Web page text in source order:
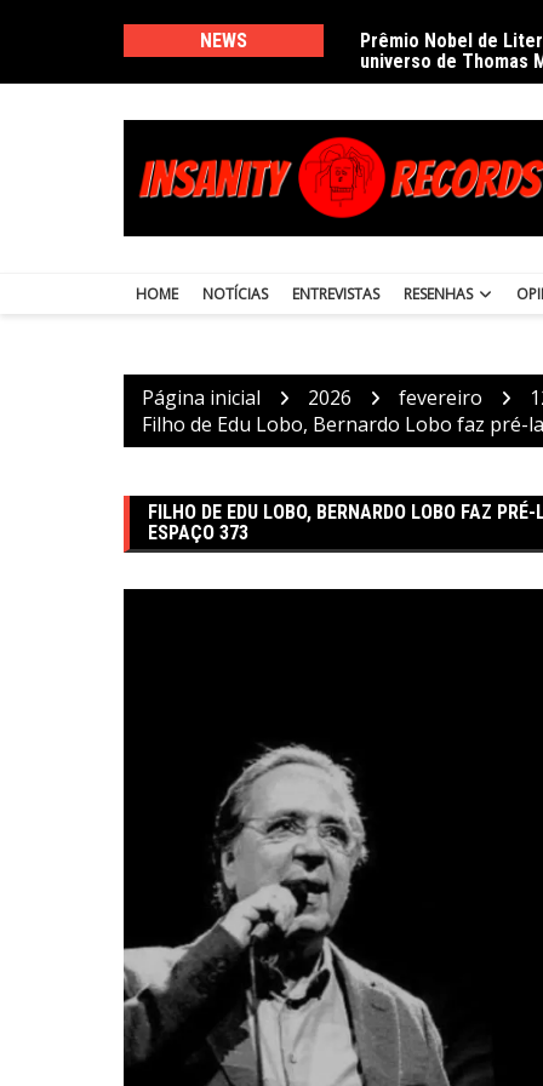
conteúdo
NEWS
Prêmio Nobel de
universo de Thomas
HOME NOTÍCIAS ENTREVISTAS RESENHAS
Página inicial 2026 fevereiro
Filho de Edu Lobo, Bernardo Lobo faz pré-
FILHO DE EDU LOBO, BERNARDO LOBO FAZ
ESPAÇO 373